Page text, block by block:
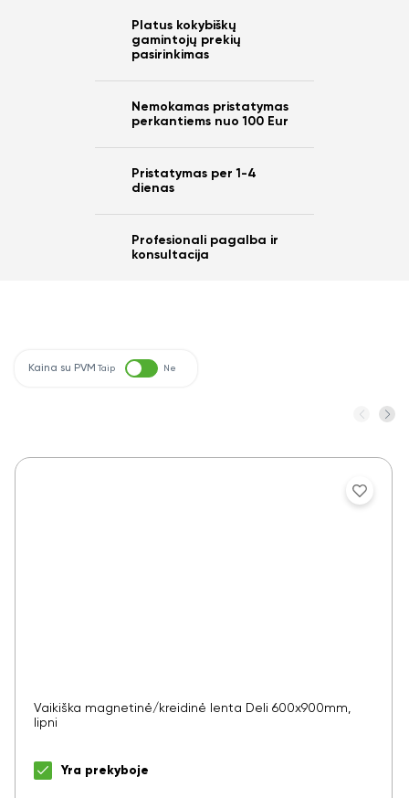
Platus kokybiškų
gamintojų prekių
pasirinkimas
Nemokamas pristatymas
perkantiems nuo 100 Eur
Pristatymas per 1-4
dienas
Profesionali pagalba ir
konsultacija
Kaina su PVM Taip Ne
Vaikiška magnetinė/kreidinė lenta Deli 600x900mm,
lipni
Yra prekyboje
Ar norite sutaupyti
nuo savo užsakymo?